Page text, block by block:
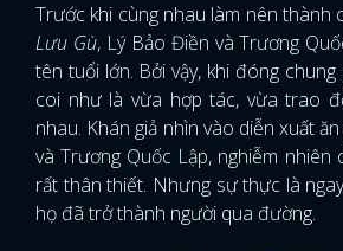
Trước khi cùng nhau làm nên thành
Lưu Gù, Lý Bảo Điền và Trương
tên tuổi lớn. Bởi vậy, khi đóng
coi như là vừa hợp tác, vừa trao
nhau. Khán giả nhìn vào diễn xuất
và Trương Quốc Lập, nghiễm nhiên
rất thân thiết. Nhưng sự thực là
họ đã trở thành người qua đường.